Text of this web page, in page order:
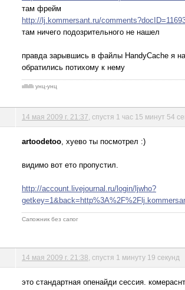
там фрейм
http://lj.kommersant.ru/
там ничего подозрительного не нашел
правда зарывшись в файлы HandyCache я
обратились потихому к нему
ιιlllιlllι унц-унц
14 мая 2009 г. 21:37 , спустя 1 час 15 минут 54
artoodetoo, хуево ты посмотрел :)
видимо вот ето пропустил.
http://account.livejournal.ru/login/ljwho?
Сапожник без сапог
14 мая 2009 г. 21:38 , спустя 1 минуту 19 секунд
это стандартная опенайди сессия.